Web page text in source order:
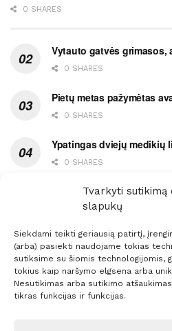
Tvarkyti sutikimą
slapukų
Siekdami teikti geriausią patirtį,
(arba) pasiekti naudojame tokias
sutiksime su šiomis technologijomis,
tokius kaip naršymo elgsena arba
Nesutikimas arba sutikimo
tikras funkcijas ir funkcijas.
0 SHARES
Vytauto gatvės grimasos,
0 SHARES
Pietų metas pažymėtas
0 SHARES
Ypatingas dviejų medikių
0 SHARES
Ašaromis baigęsis
0 SHARES
Prenumerata Reklama